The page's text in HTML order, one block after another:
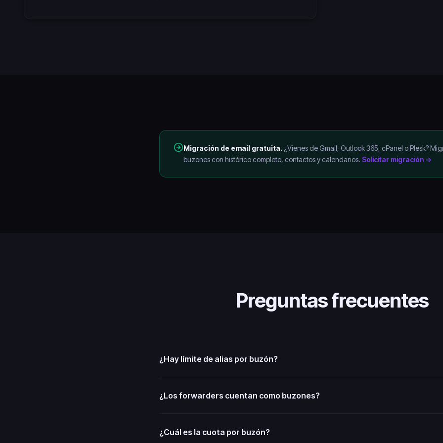
Migración de email gratuita. ¿Vienes de Gmail, Outlook 365, cPanel o Plesk?
buzones con histórico completo, contactos y calendarios. Solicitar migración →
Preguntas frecuentes
¿Hay límite de alias por buzón?
¿Los forwarders cuentan como buzones?
¿Cuál es la cuota por buzón?